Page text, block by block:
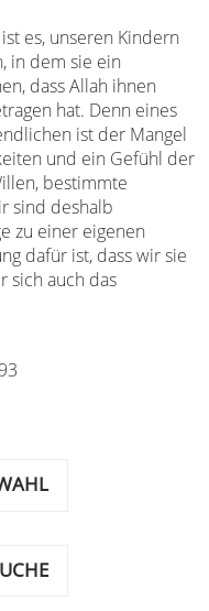
es, unseren Kindern
in dem sie ein
dass Allah ihnen
hat. Denn eines
ist der Mangel
und ein Gefühl der
bestimmte
sind deshalb
zu einer eigenen
dafür ist, dass wir sie
sich auch das